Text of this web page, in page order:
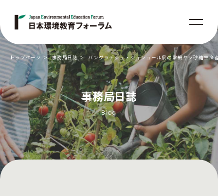
事務局日誌
Blog
トップページ 事務局日誌 バングラデシュ・ジョショール県の零細ヤシ砂糖生